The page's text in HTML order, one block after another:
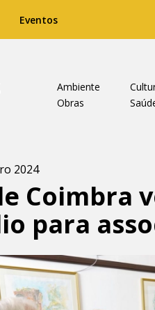
Eventos
Ambiente
Obras
2024
Coimbra
para